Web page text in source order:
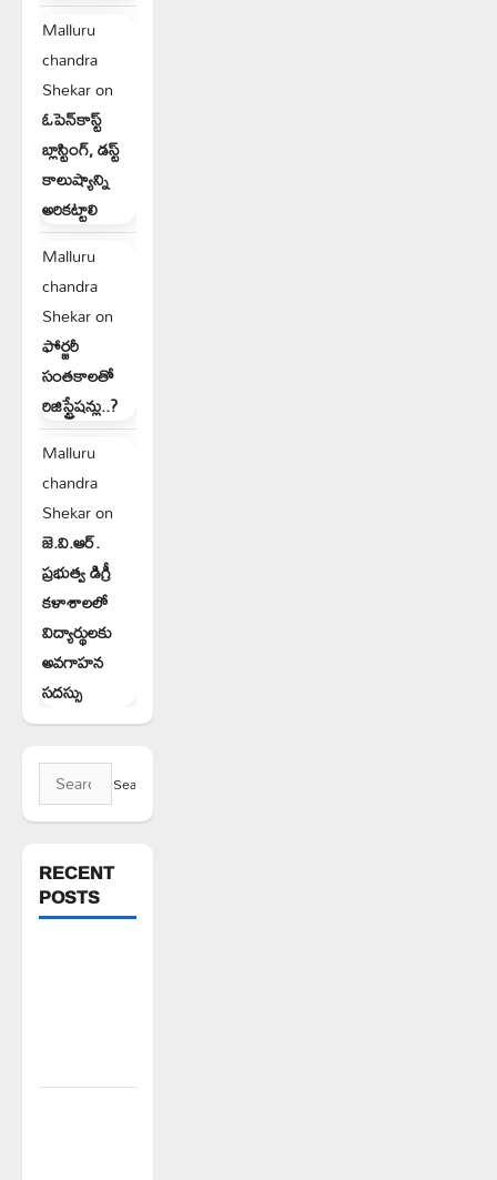
Malluru
chandra
Shekaron
ఓపెన్‌కాస్ట్
బ్లాస్టింగ్, డస్ట్
కాలుష్యాన్ని
అరికట్టాలి
Malluru
chandra
Shekaron
ఫోర్జరీ
సంతకాలతో
రిజిస్ట్రేషన్లు..?
Malluru
chandra
Shekaron
జె.వి.ఆర్.
ప్రభుత్వ డిగ్రీ
కళాశాలలో
విద్యార్థులకు
అవగాహన
సదస్సు
Search
for:
RECENT
POSTS